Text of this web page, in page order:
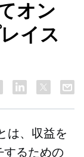
オン
イス
は、収益を
するための